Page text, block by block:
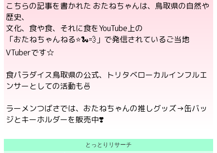
こちらの記事を書かれた おたねちゃんは、鳥取県の自然や
歴史、
文化、食や食、それに食をYouTube上の
「おたねちゃんねる⭐️🐍💨」で発信されているご当地
VTuberです☆
食パラダイス鳥取県の公式、トリタベローカルインフルエ
ンサーとしての活動も🍜
ラーメンつばさでは、おたねちゃんの推しグッズ→缶バッ
ジとキーホルダーを販売中❣️
とっとりリサーチ